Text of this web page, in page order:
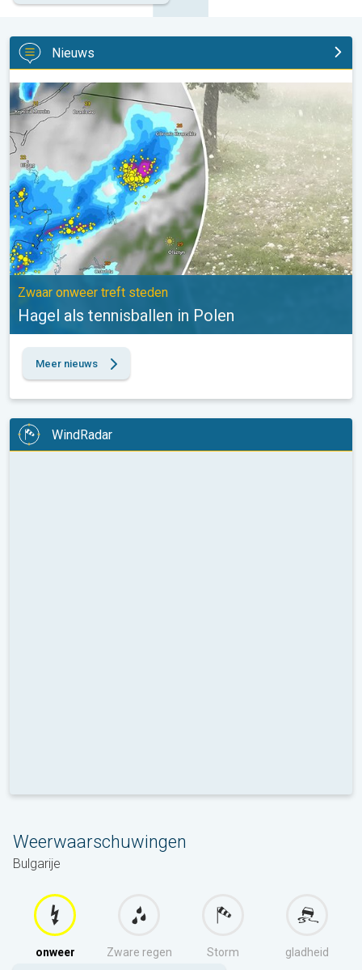
Nieuws
Hagel als tennisballen in Polen. Zwaar onweer treft steden. . .
Zwaar onweer treft steden
Hagel als tennisballen in Polen
Meer nieuws
WindRadar
Weerwaarschuwingen
Bulgarije
onweer Zware regen Storm gladheid